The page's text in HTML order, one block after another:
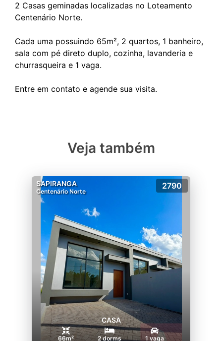
2 Casas geminadas localizadas no Loteamento
Centenário Norte.
Cada uma possuindo 65m², 2 quartos, 1 banheiro,
sala com pé direto duplo, cozinha, lavanderia e
churrasqueira e 1 vaga.
Veja também
SAPIRANGA
Centenário Norte
2790
CASA
66m² 2 dorms 1 vaga